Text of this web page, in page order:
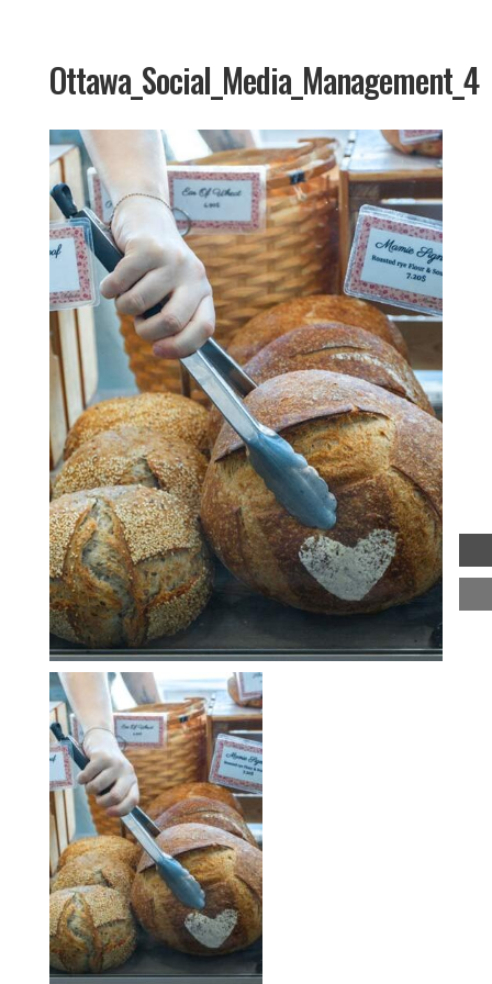
Ottawa_Social_Media_Management_4